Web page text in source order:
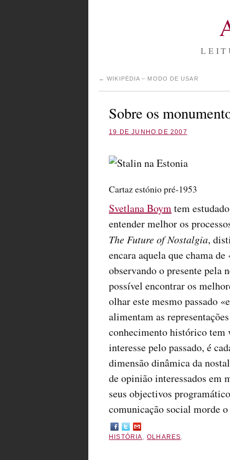
← WIKIPÉDIA – MODO DE USAR
Sobre os
19 DE JUNHO DE 2007
Cartaz estónio pré-1953
Svetlana Boymtem
entender melhor os
The Future of Nostalgia,
encara aquela que chama
observando o presente pela
possível encontrar os
olhar este mesmo passado
alimentam as
conhecimento histórico tem
interesse pelo passado, é
dimensão dinâmica da
de opinião interessados em
seus objectivos
comunicação social morde
HISTÓRIA ,OLHARES.